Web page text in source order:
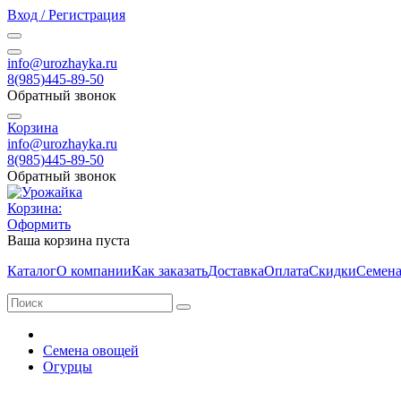
Вход / Регистрация
info@urozhayka.ru
8(985)445-89-50
Обратный звонок
Корзина
info@urozhayka.ru
8(985)445-89-50
Обратный звонок
Корзина:
Оформить
Ваша корзина пуста
КаталогО компанииКак заказатьДоставкаОплатаСкидки
Семена овощей
Огурцы